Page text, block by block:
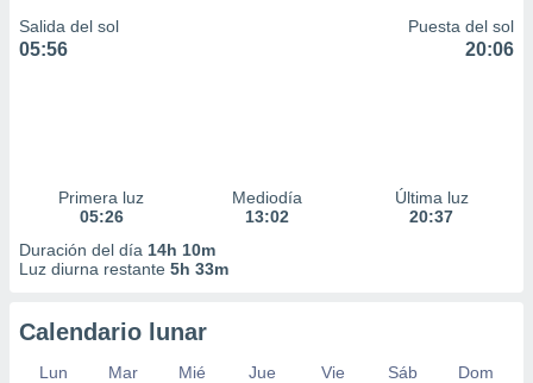
Salida del sol
05:56
Puesta del sol
20:06
Primera luz
05:26
Mediodía
13:02
Última luz
20:37
Duración del día 14h 10m
Luz diurna restante 5h 33m
Calendario lunar
Lun Mar Mié Jue Vie Sáb
Dom